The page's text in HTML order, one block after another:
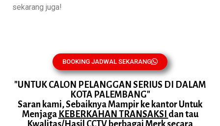
sekarang juga!
BOOKING JADWAL SEKARANG
"UNTUK CALON PELANGGAN SERIUS DI DALAM
KOTA PALEMBANG"
Saran kami, Sebaiknya Mampir ke kantor Untuk
Menjaga KEBERKAHAN TRANSAKSI dan tau
Kwalitas/Hasil CCTV berbagai Merk secara